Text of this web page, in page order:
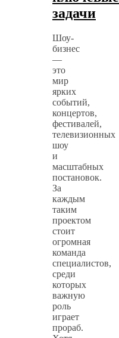
задачи
Шоу-
бизнес
—
это
мир
ярких
событий,
концертов,
фестивалей,
телевизионных
шоу
и
масштабных
постановок.
За
каждым
таким
проектом
стоит
огромная
команда
специалистов,
среди
которых
важную
роль
играет
прораб.